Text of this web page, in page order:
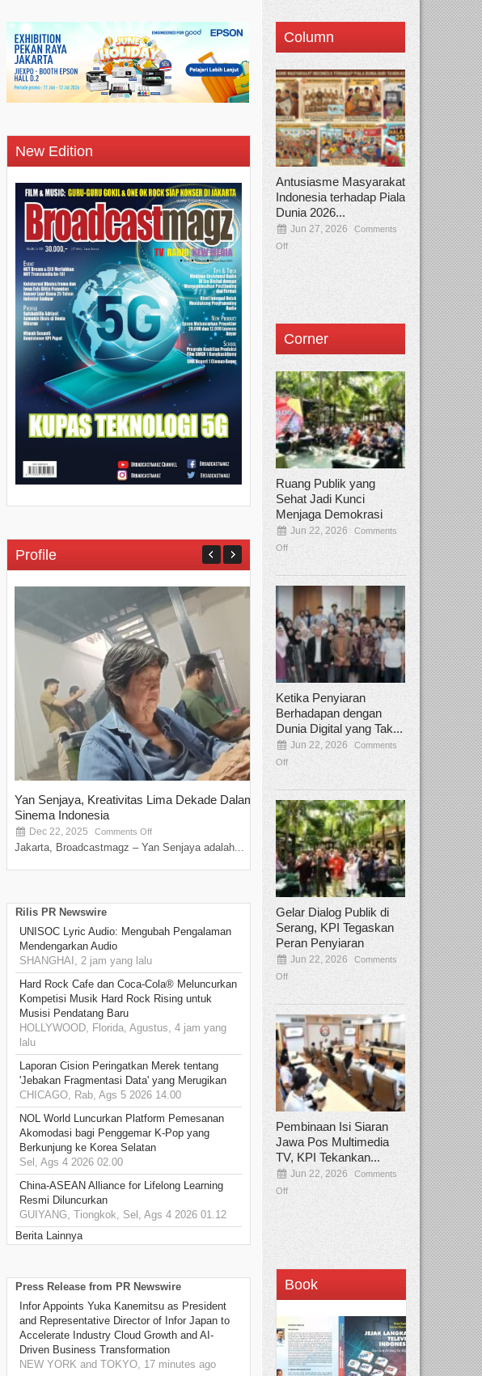
New Edition
Profile
Yan Senjaya, Kreativitas Lima Dekade Dalam
Sinema Indonesia
Dec 22, 2025 Comments Off
Jakarta, Broadcastmagz – Yan Senjaya adalah...
Tamee Irelly Menjadi Juri Open
Film Terbaru...
Sep 08, 2025 Comments Off
Bekasi, Broadcastmagz – Dalam upaya
talenta...
Rilis PR Newswire
UNISOC Lyric Audio: Mengubah Pengalaman
Mendengarkan Audio
SHANGHAI, 2 jam yang lalu
Hard Rock Cafe dan Coca-Cola® Meluncurkan
Kompetisi Musik Hard Rock Rising untuk
Musisi Pendatang Baru
HOLLYWOOD, Florida, Agustus, 4 jam yang
lalu
Laporan Cision Peringatkan Merek tentang
'Jebakan Fragmentasi Data' yang Merugikan
CHICAGO, Rab, Ags 5 2026 14.00
NOL World Luncurkan Platform Pemesanan
Akomodasi bagi Penggemar K-Pop yang
Berkunjung ke Korea Selatan
Sel, Ags 4 2026 02.00
China-ASEAN Alliance for Lifelong Learning
Resmi Diluncurkan
GUIYANG, Tiongkok, Sel, Ags 4 2026 01.12
Berita Lainnya
Press Release from PR Newswire
Infor Appoints Yuka Kanemitsu as President
and Representative Director of Infor Japan to
Accelerate Industry Cloud Growth and AI-
Driven Business Transformation
NEW YORK and TOKYO, 17 minutes ago
Column
Antusiasme Masyarakat
Indonesia terhadap Piala
Dunia 2026...
Jun 27, 2026
Comments
Off
Corner
Ruang Publik yang
Sehat Jadi Kunci
Menjaga Demokrasi
Jun 22, 2026
Comments
Off
Ketika Penyiaran
Berhadapan dengan
Dunia Digital yang Tak...
Jun 22, 2026
Comments
Off
Gelar Dialog Publik di
Serang, KPI Tegaskan
Peran Penyiaran
Jun 22, 2026
Comments
Off
Pembinaan Isi Siaran
Jawa Pos Multimedia
TV, KPI Tekankan...
Jun 22, 2026
Comments
Off
Book